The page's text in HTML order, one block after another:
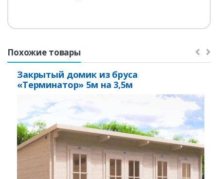
Похожие товары
Закрытый домик из бруса
«Терминатор» 5м на 3,5м